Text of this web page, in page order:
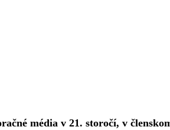
média v 21. storočí, v